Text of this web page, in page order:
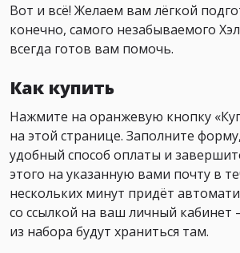
Вот и всё! Желаем вам лёгкой
конечно, самого незабываемого
всегда готов вам помочь.
Как купить
Нажмите на оранжевую кнопку
на этой странице. Заполните
удобный способ оплаты и
этого на указанную вами почту в
нескольких минут придёт
со ссылкой на ваш личный кабинет
из набора будут храниться там.